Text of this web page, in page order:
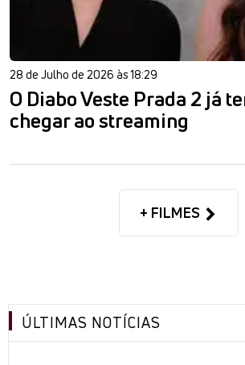
28 de Julho de 2026 às 18:29
O Diabo Veste Prada 2 já
chegar ao streaming
+ FILMES
ÚLTIMAS NOTÍCIAS